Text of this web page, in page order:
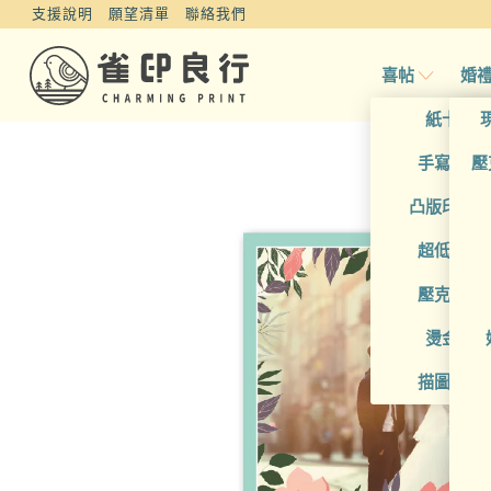
支援說明 願望清單 聯絡我們
喜帖
紙卡喜帖
手寫風喜
凸版印刷
超低價喜
壓克力喜
燙金喜帖
描圖紙喜
婚